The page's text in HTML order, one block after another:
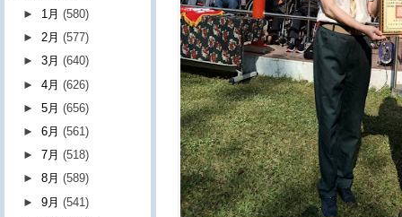
► 1月(580)
►2月(577)
►3月(640)
►4月(626)
►5月(656)
►6月(561)
►7月(518)
►8月(589)
►9月(541)